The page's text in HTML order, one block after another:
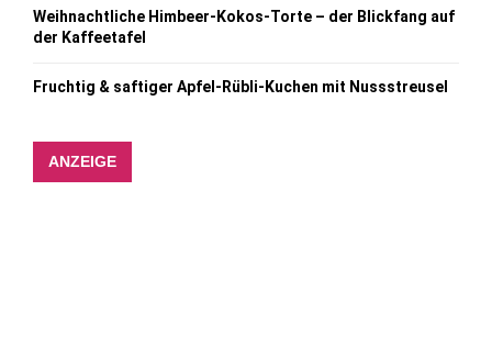
Weihnachtliche Himbeer-Kokos-Torte – der Blickfang auf
der Kaffeetafel
Fruchtig & saftiger Apfel-Rübli-Kuchen mit Nussstreusel
ANZEIGE